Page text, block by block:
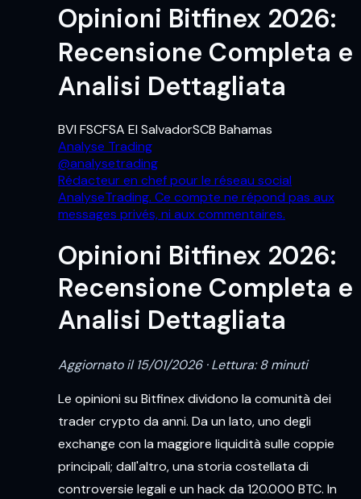
Opinioni Bitfinex 2026:
Recensione Completa e
Analisi Dettagliata
BVI FSCFSA El SalvadorSCB Bahamas
Analyse Trading
@analysetrading
Rédacteur en chef pour le réseau social
AnalyseTrading. Ce compte ne répond pas aux
messages privés, ni aux commentaires.
Opinioni Bitfinex 2026:
Recensione Completa e
Analisi Dettagliata
Aggiornato il 15/01/2026 · Lettura: 8 minuti
Le opinioni su Bitfinex dividono la comunità dei
trader crypto da anni. Da un lato, uno degli
exchange con la maggiore liquidità sulle coppie
principali; dall'altro, una storia costellata di
controversie legali e un hack da 120.000 BTC. In